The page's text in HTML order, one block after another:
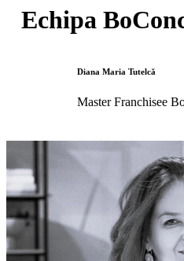
Echipa
Diana Maria Tutelcă
Master Franchisee